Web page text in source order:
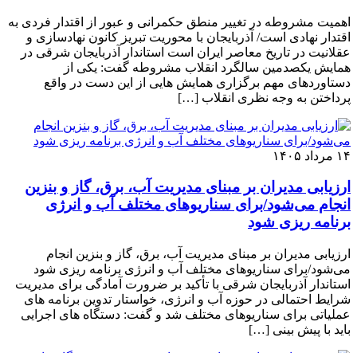
اهمیت مشروطه در تغییر منطق حکمرانی و عبور از اقتدار فردی به
اقتدار نهادی است/ آذربایجان با محوریت تبریز کانون نهادسازی و
عقلانیت در تاریخ معاصر ایران است استاندار آذربایجان شرقی در
همایش یکصدمین سالگرد انقلاب مشروطه گفت: یکی از
دستاوردهای مهم برگزاری همایش هایی از این دست در واقع
پرداختن به وجه نظری انقلاب […]
۱۴ مرداد ۱۴۰۵
ارزیابی مدیران بر مبنای مدیریت آب، برق، گاز و بنزین
انجام می‌شود/برای سناریوهای مختلف آب و انرژی
برنامه ‌ریزی شود
ارزیابی مدیران بر مبنای مدیریت آب، برق، گاز و بنزین انجام
می‌شود/برای سناریوهای مختلف آب و انرژی برنامه ‌ریزی شود
استاندار آذربایجان شرقی با تأکید بر ضرورت آمادگی برای مدیریت
شرایط احتمالی در حوزه آب و انرژی، خواستار تدوین برنامه ‌های
عملیاتی برای سناریوهای مختلف شد و گفت: دستگاه ‌های اجرایی
باید با پیش‌ بینی […]